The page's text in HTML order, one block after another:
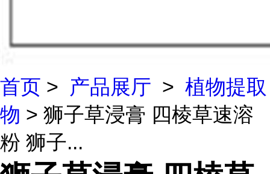
首页 > 产品展厅 > 植物提取
物 > 狮子草浸膏 四棱草速溶
粉 狮子...